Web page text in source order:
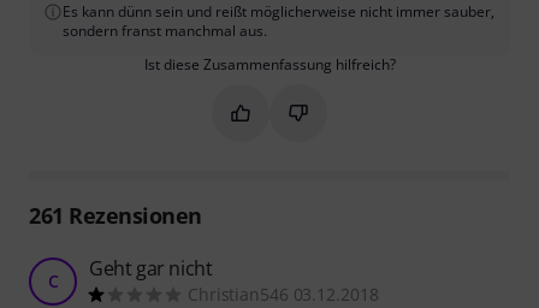
Es kann dünn sein und reißt möglicherweise nicht immer sauber,
sondern franst manchmal aus.
Ist diese Zusammenfassung hilfreich?
Markieren Sie diese
Markieren Sie diese
261 Rezensionen
C Geht gar nicht
Christian546 03.12.2018